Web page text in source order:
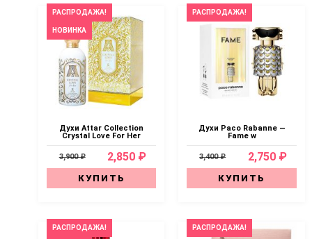
РАСПРОДАЖА!
НОВИНКА
Духи Attar Collection
Crystal Love For Her
3,900 ₽ 2,850 ₽
КУПИТЬ
РАСПРОДАЖА!
Духи Paco Rabanne —
Fame w
3,400 ₽ 2,750 ₽
КУПИТЬ
РАСПРОДАЖА! РАСПРОДАЖА!